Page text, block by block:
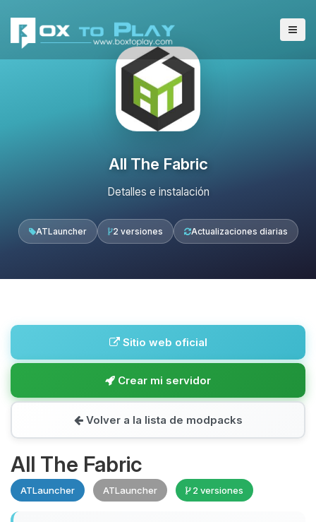
All The Fabric
Detalles e instalación
ATLauncher 2 versiones Actualizaciones diarias
Sitio web oficial
Crear mi servidor
Volver a la lista de modpacks
All The Fabric
ATLauncher ATLauncher 2 versiones